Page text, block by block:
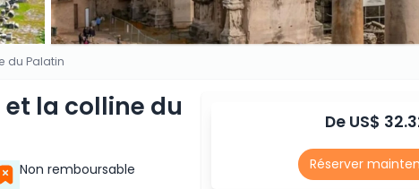
du Palatin
la colline du
Non remboursable
De US$
Réserver